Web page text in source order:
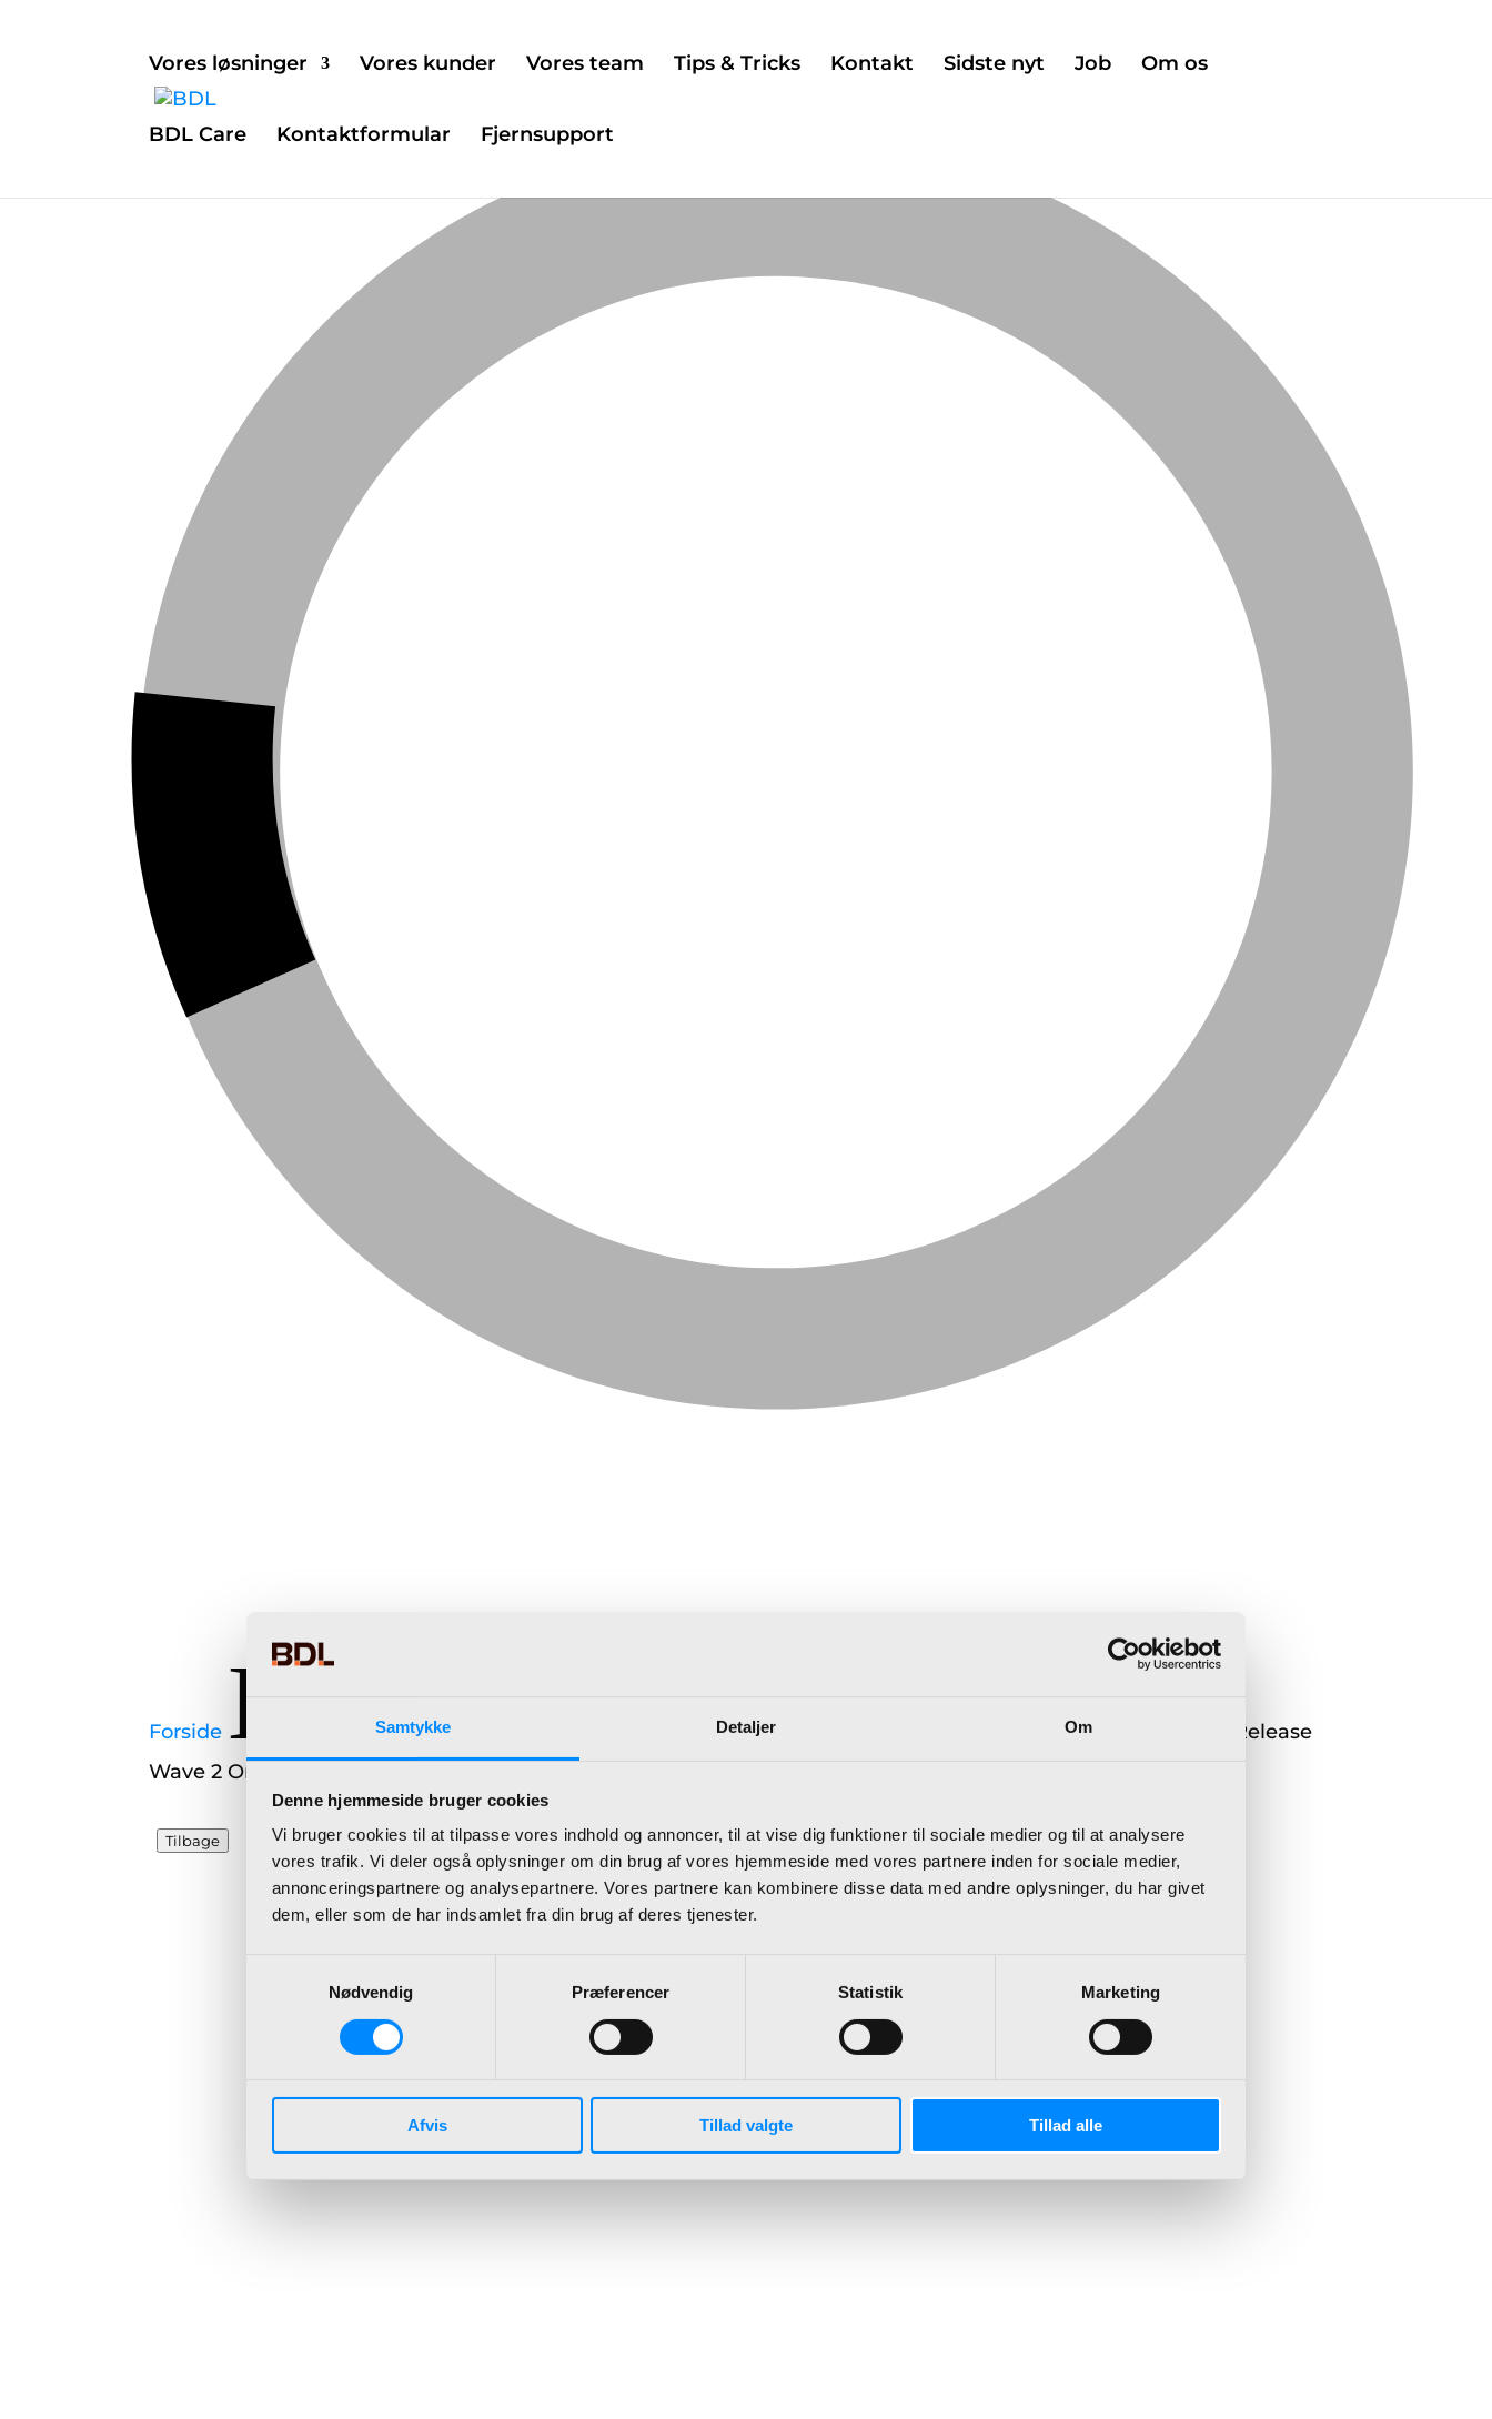
Samtykke Detaljer Om
Denne hjemmeside bruger cookies
Vi bruger cookies til at tilpasse vores indhold og annoncer, til at vise dig funktioner til sociale medier og til at analysere
vores trafik. Vi deler også oplysninger om din brug af vores hjemmeside med vores partnere inden for sociale medier,
annonceringspartnere og analysepartnere. Vores partnere kan kombinere disse data med andre oplysninger, du har givet
dem, eller som de har indsamlet fra din brug af deres tjenester.
Nødvendig
Præferencer Statistik Marketing
Afvis Tillad valgte Tillad alle
Vores løsninger Vores kunder Vores team Tips & Tricks Kontakt Sidste nyt Job Om os
BDL Care Kontaktformular Fjernsupport
Forside K Microsoft Power Platform
Microsoft Power BI i Dynamics 365 Business Central 2024 Release
Wave 2 On-Cloud
Tilbage
Klik her:
Microsoft Power BI i Dynamics 365 Business Central 2024 Release
Wave 2 On-Cloud